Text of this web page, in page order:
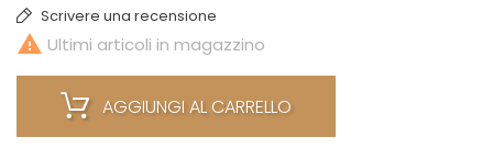
Scrivere una recensione
 Ultimi articoli in magazzino
AGGIUNGI AL CARRELLO